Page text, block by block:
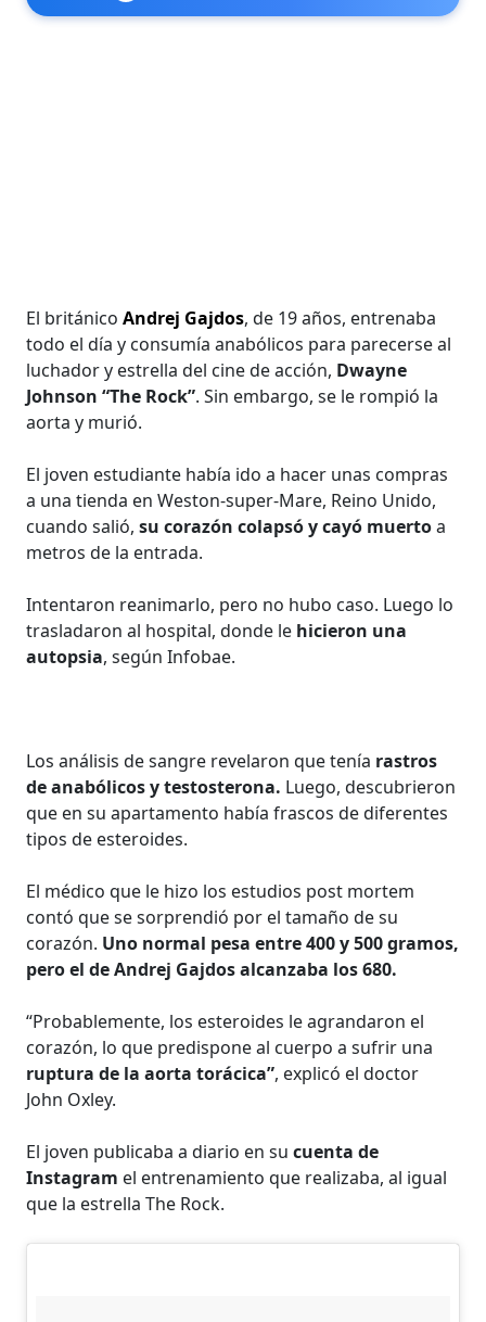
El británicoAndrej Gajdos, de 19 años, entrenaba
todo el día y consumía anabólicos para parecerse al
luchador y estrella del cine de acción, Dwayne
Johnson “The Rock”. Sin embargo, se le rompió la
aorta y murió.
El joven estudiante había ido a hacer unas compras
a una tienda en Weston-super-Mare, Reino Unido,
cuando salió,su corazón colapsó y cayó muertoa
metros de la entrada.
Intentaron reanimarlo, pero no hubo caso. Luego lo
trasladaron al hospital, donde le hicieron una
autopsia, según Infobae.
Los análisis de sangre revelaron que tenía rastros
de anabólicos y testosterona. Luego, descubrieron
que en su apartamento había frascos de diferentes
tipos de esteroides.
El médico que le hizo los estudios post mortem
contó que se sorprendió por el tamaño de su
corazón. Uno normal pesa entre 400 y 500 gramos,
pero el de Andrej Gajdos alcanzaba los 680.
“Probablemente, los esteroides le agrandaron el
corazón, lo que predispone al cuerpo a sufrir una
ruptura de la aorta torácica”, explicó el doctor
John Oxley.
El joven publicaba a diario en sucuenta de
Instagram el entrenamiento que realizaba, al igual
que la estrella The Rock.